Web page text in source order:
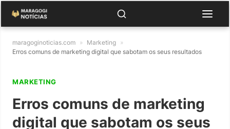
maragoginoticias.com » Marketing »
Erros comuns de marketing digital que sabotam os seus resultados
MARKETING
Erros comuns de marketing
digital que sabotam os seus